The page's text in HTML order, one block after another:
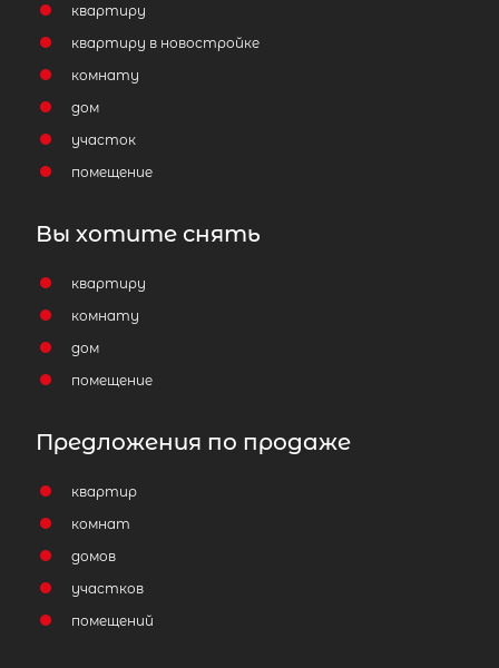
квартиру
квартиру в новостройке
комнату
дом
участок
помещение
Вы хотите снять
квартиру
комнату
дом
помещение
Предложения по продаже
квартир
комнат
домов
участков
помещений